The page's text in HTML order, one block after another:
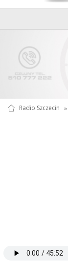
Radio Szczecin »